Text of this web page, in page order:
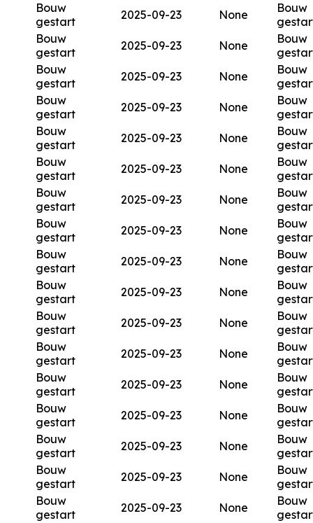
Bouw
gestart
2025-09-23 None
Bouw
Bouw
gestart
2025-09-23 None
Bouw
Bouw
gestart
2025-09-23 None
Bouw
Bouw
gestart
2025-09-23 None
Bouw
Bouw
gestart
2025-09-23 None
Bouw
Bouw
gestart
2025-09-23 None
Bouw
Bouw
gestart
2025-09-23 None
Bouw
Bouw
gestart
2025-09-23 None
Bouw
Bouw
gestart
2025-09-23 None
Bouw
Bouw
gestart
2025-09-23 None
Bouw
Bouw
gestart
2025-09-23 None
Bouw
Bouw
gestart
2025-09-23 None
Bouw
Bouw
gestart
2025-09-23 None
Bouw
Bouw
gestart
2025-09-23 None
Bouw
Bouw
gestart
2025-09-23 None
Bouw
Bouw
gestart
2025-09-23 None
Bouw
Bouw
gestart
2025-09-23 None
Bouw